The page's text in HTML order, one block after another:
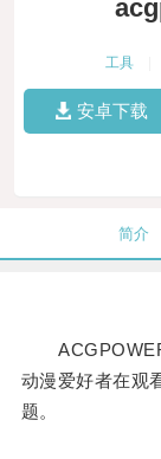
工具
安卓下载
简介
ACGPOWER
动漫爱好者在观
题。